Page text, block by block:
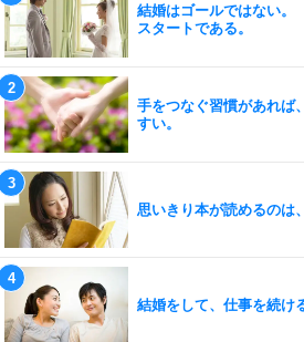
結婚はゴールではない。
スタートである。
手をつなぐ習慣があれば
すい。
思いきり本が読めるのは
結婚をして、仕事を続け